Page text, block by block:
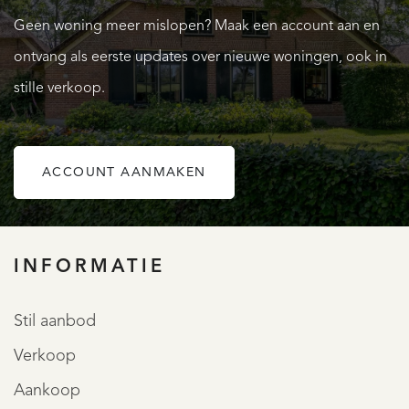
wooncomfort. Zo beschikt een deel van de woning over
vloerverwarming en is het pand grotendeels voorzien van
dubbele beglazing. Daarnaast is deels muurisolatie en
vloerisolatie aangebracht. Ook het dak van het
woongedeelte is geïsoleerd, wat bijdraagt aan een
comfortabel binnenklimaat. Hierdoor combineert deze
karakteristieke woonboerderij de charme van vroeger met
Buiten is het volop genieten. Het erf beschikt over een
Geen woning meer mislopen? Maak een account aan en
ontvang als eerste updates over nieuwe woningen, ook in
stille verkoop.
ACCOUNT AANMAKEN
INFORMATIE
Stil aanbod
Verkoop
Aankoop
OVER QUALIS